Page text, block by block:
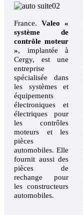
France. Valeo «
système de
contrôle moteur
», implantée à
Cergy, est une
entreprise
spécialisée dans
les systèmes et
équipements
électroniques et
électriques pour
les contrôles
moteurs et les
pièces
automobiles. Elle
fournit aussi des
pièces de
rechange pour
les constructeurs
automobiles.